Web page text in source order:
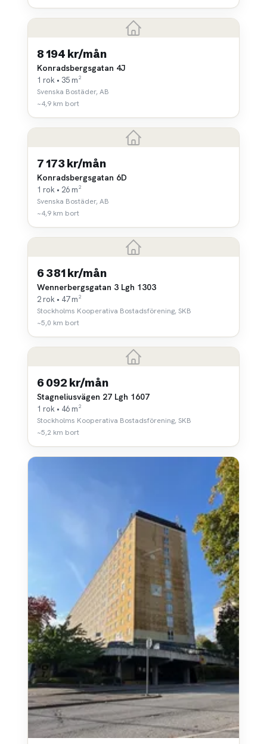
8 194 kr/mån
Konradsbergsgatan 4J
1 rok • 35 m²
Svenska Bostäder, AB
~4,9 km bort
7 173 kr/mån
Konradsbergsgatan 6D
1 rok • 26 m²
Svenska Bostäder, AB
~4,9 km bort
6 381 kr/mån
Wennerbergsgatan 3 Lgh 1303
2 rok • 47 m²
Stockholms Kooperativa Bostadsförening, SKB
~5,0 km bort
6 092 kr/mån
Stagneliusvägen 27 Lgh 1607
1 rok • 46 m²
Stockholms Kooperativa Bostadsförening, SKB
~5,2 km bort